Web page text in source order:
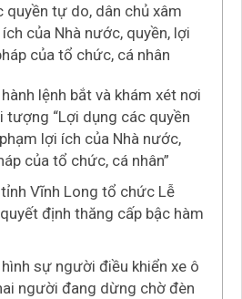
quyền tự do, dân chủ xâm
của Nhà nước, quyền, lợi
của tổ chức, cá nhân
lệnh bắt và khám xét nơi
tượng “Lợi dụng các quyền
lợi ích của Nhà nước,
của tổ chức, cá nhân”
Vĩnh Long tổ chức Lễ
định thăng cấp bậc hàm
sự người điều khiển xe ô
người đang dừng chờ đèn